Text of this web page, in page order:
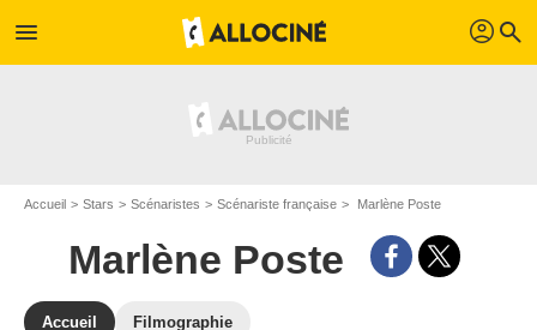
menu profil search
Accueil Stars Scénaristes Scénariste française Marlène Poste
Marlène Poste
Accueil Filmographie